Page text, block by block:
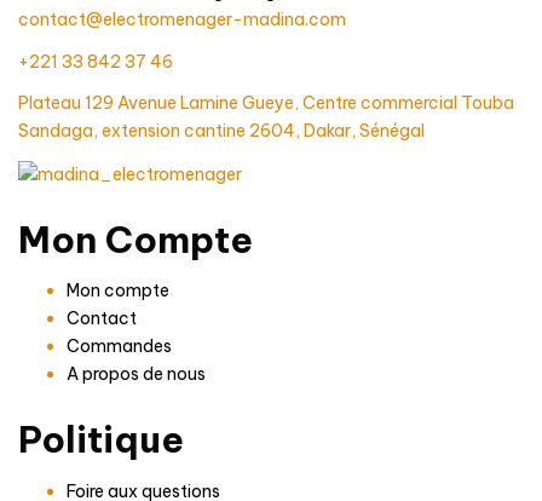
contact@electromenager-madina.com
+221 33 842 37 46
Plateau 129 Avenue Lamine Gueye, Centre commercial Touba
Sandaga, extension cantine 2604, Dakar, Sénégal
Mon Compte
Mon compte
Contact
Commandes
A propos de nous
Politique
Foire aux questions